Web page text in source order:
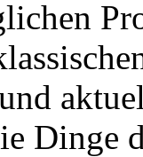
Dinge